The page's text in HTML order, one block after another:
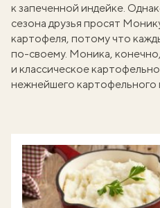
к запеченной индейке.
сезона друзья просят
картофеля, потому что
по-своему. Моника,
и классическое
нежнейшего